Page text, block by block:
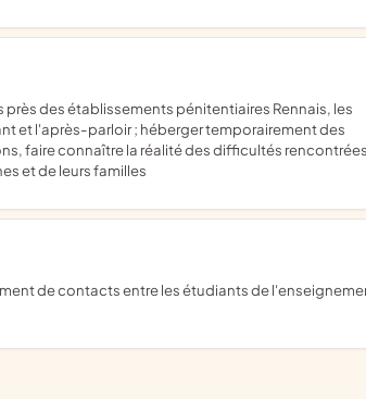
et l'après-parloir ; héberger temporairement des
faire connaître la réalité des difficultés
et de leurs familles